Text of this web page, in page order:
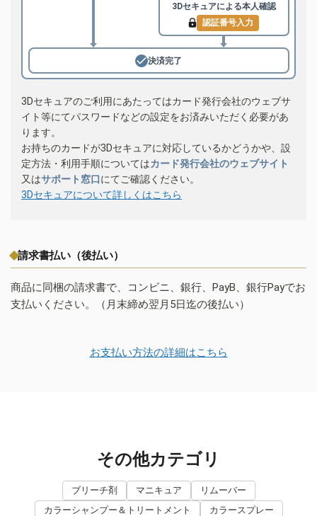
3Dセキュアによる本人確認
認証番号入力
決済完了
3Dセキュアのご利用にあたってはカード発行会社のウェブサ
イト等にてパスワードなどの設定をお済みいただく必要があ
ります。
お持ちのカードが3Dセキュアに対応しているかどうかや、設
定方法・利用手順についてはカード発行会社のウェブサイト
又はサポート窓口にてご確認ください。
3Dセキュアについて詳しくはこちら
請求書払い（後払い）
商品に同梱の請求書で、コンビニ、銀行、PayB、銀行Payでお
支払いください。（月末締め翌月5日迄の後払い）
お支払い方法の詳細はこちら
その他カテゴリ
ブリーチ剤 マニキュア
リムーバー
カラーシャンプー＆トリートメント
カラースプレー